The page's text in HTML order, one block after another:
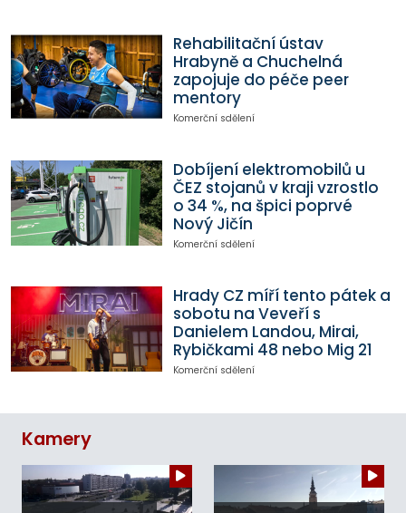
Rehabilitační ústav
Hrabyně a Chuchelná
zapojuje do péče peer
mentory
Komerční sdělení
Dobíjení elektromobilů u
ČEZ stojanů v kraji vzrostlo
o 34 %, na špici poprvé
Nový Jičín
Komerční sdělení
Hrady CZ míří tento pátek a
sobotu na Veveří s
Danielem Landou, Mirai,
Rybičkami 48 nebo Mig 21
Komerční sdělení
Kamery